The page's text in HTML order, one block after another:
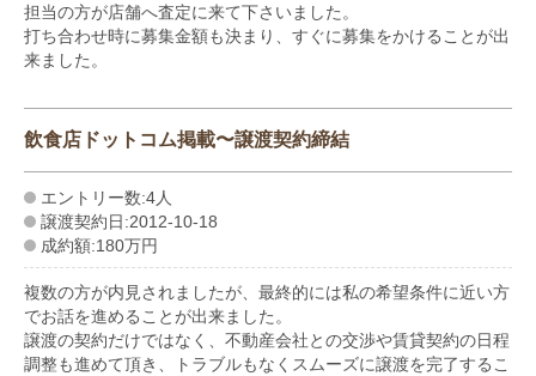
担当の方が店舗へ査定に来て下さいました。
打ち合わせ時に募集金額も決まり、すぐに募集をかけることが出
来ました。
飲食店ドットコム掲載〜譲渡契約締結
エントリー数:4人
譲渡契約日:2012-10-18
成約額:180万円
複数の方が内見されましたが、最終的には私の希望条件に近い方
でお話を進めることが出来ました。
譲渡の契約だけではなく、不動産会社との交渉や賃貸契約の日程
調整も進めて頂き、トラブルもなくスムーズに譲渡を完了するこ